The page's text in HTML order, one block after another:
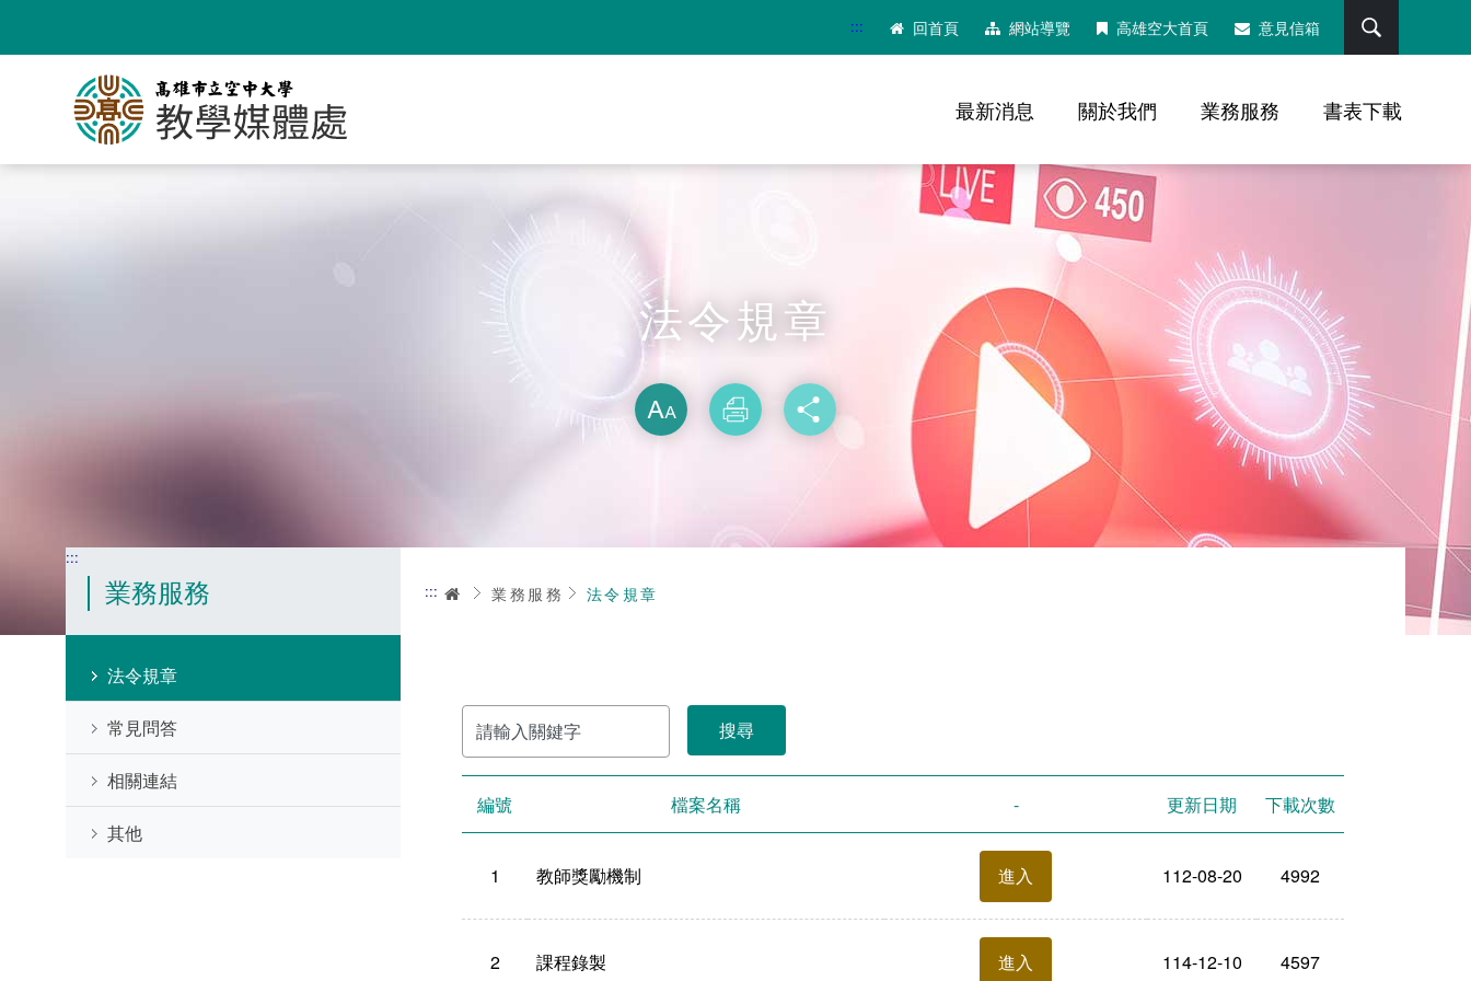
要
::: 回首頁 網站導覽 高雄空大首頁 意見信箱
最新消息 關於我們 業務服務 書表下載
法令規章
略過字型切換，社群分享工具列
放大
列印
:::
業務服務
法令規章
常見問答
相關連結
其他
::: 首頁業務服務 法令規章
請
輸
入
關
鍵
字編號 檔案名稱 - 更新日期 下載次數
1 教師獎勵機制 進入 112-08-20 4992
2 課程錄製 進入 114-12-10 4597